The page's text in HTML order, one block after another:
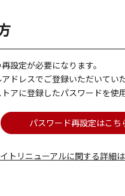
設定が必要になります。
ドレスでご登録いただいてい
アに登録したパスワードを使
パスワード再設定はこち
トリニューアルに関する詳細